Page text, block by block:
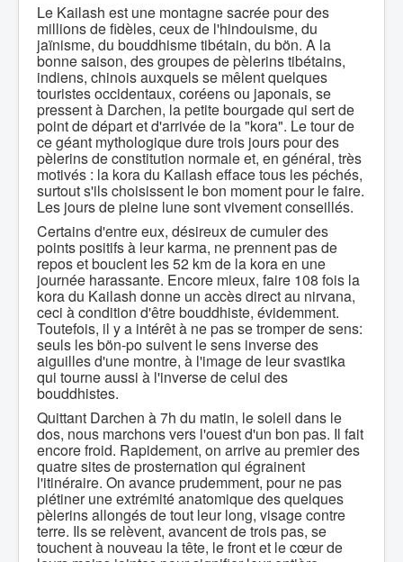
Le Kailash est une montagne sacrée pour des
millions de fidèles, ceux de l'hindouisme, du
jaïnisme, du bouddhisme tibétain, du bön. A la
bonne saison, des groupes de pèlerins tibétains,
indiens, chinois auxquels se mêlent quelques
touristes occidentaux, coréens ou japonais, se
pressent à Darchen, la petite bourgade qui sert de
point de départ et d'arrivée de la "kora". Le tour de
ce géant mythologique dure trois jours pour des
pèlerins de constitution normale et, en général, très
motivés : la kora du Kailash efface tous les péchés,
surtout s'ils choisissent le bon moment pour le faire.
Les jours de pleine lune sont vivement conseillés.
Certains d'entre eux, désireux de cumuler des
points positifs à leur karma, ne prennent pas de
repos et bouclent les 52 km de la kora en une
journée harassante. Encore mieux, faire 108 fois la
kora du Kailash donne un accès direct au nirvana,
ceci à condition d'être bouddhiste, évidemment.
Toutefois, il y a intérêt à ne pas se tromper de sens:
seuls les bön-po suivent le sens inverse des
aiguilles d'une montre, à l'image de leur svastika
qui tourne aussi à l'inverse de celui des
bouddhistes.
Quittant Darchen à 7h du matin, le soleil dans le
dos, nous marchons vers l'ouest d'un bon pas. Il fait
encore froid. Rapidement, on arrive au premier des
quatre sites de prosternation qui égrainent
l'itinéraire. On avance prudemment, pour ne pas
piétiner une extrémité anatomique des quelques
pèlerins allongés de tout leur long, visage contre
terre. Ils se relèvent, avancent de trois pas, se
touchent à nouveau la tête, le front et le cœur de